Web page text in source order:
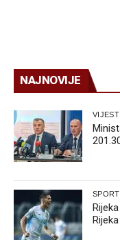
NAJNOVIJE
VIJESTI
SPORT